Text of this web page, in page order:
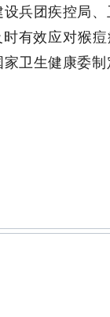
兵团疾控局
有效应对猴
卫生健康委